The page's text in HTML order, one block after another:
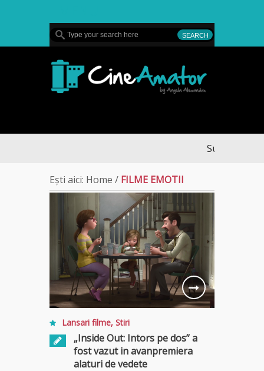
Sullivan’s
Ești aici: Home / FILME EMOTII
Lansari filme, Stiri
„Inside Out: Intors pe dos” a
fost vazut in avanpremiera
alaturi de vedete